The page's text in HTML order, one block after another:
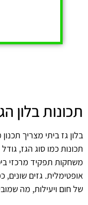
תכונות בלון
בלון גז ביתי מצריך
תכונות כמו סוג הגז,
משחקות תפקיד מרכזי
אופטימלית. גזים שונים,
של חום ויעילות, מה